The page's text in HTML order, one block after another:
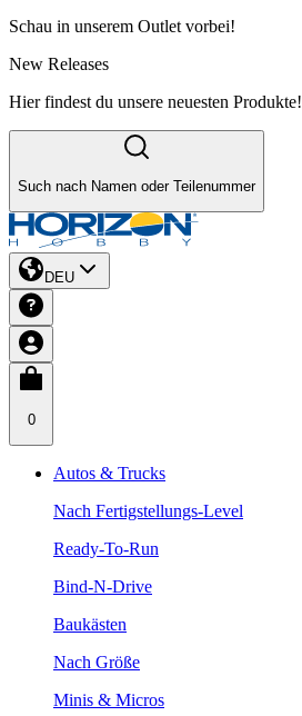
Schau in unserem Outlet vorbei!
New Releases
Hier findest du unsere neuesten Produkte!
Such nach Namen oder Teilenummer
DEU
0
Autos & Trucks
Nach Fertigstellungs-Level
Ready-To-Run
Bind-N-Drive
Baukästen
Nach Größe
Minis & Micros